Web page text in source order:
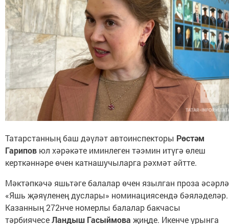
Татарстанның баш дәүләт автоинспекторы Рөстәм
Гарипов юл хәрәкәте иминлеген тәэмин итүгә өлеш
керткәннәре өчен катнашучыларга рәхмәт әйтте.
Мәктәпкәчә яшьтәге балалар өчен язылган проза
«Яшь җәяүленең дуслары» номинациясендә бәяләделәр.
Казанның 272нче номерлы балалар бакчасы
тәрбиячесеЛандыш Гасыймова җиңде. Икенче урынга